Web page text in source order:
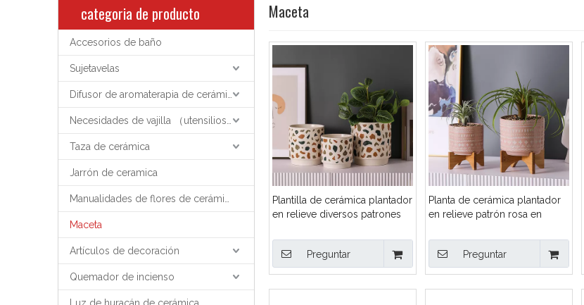
categoria de producto
Accesorios de baño
Sujetavelas
Taza de cerámica
Jarrón de ceramica
Maceta
Artículos de decoración
Quemador de incienso
Maceta
Plantilla de cerámica plantador
en relieve diversos patrones
pequeño
Preguntar
Planta de cerámica plantador
en relieve patrón rosa en
Preguntar